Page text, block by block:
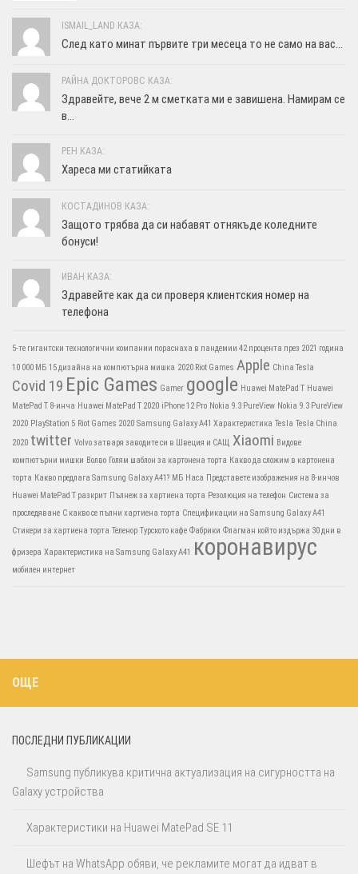
ISMAIL_LAND КАЗА:
След като минат първите три месеца то не само на вас...
РАЙНА ДОКТОРОВС КАЗА:
Здравейте, вече 2 м сметката ми е завишена. Намирам се
в...
РЕН КАЗА:
Хареса ми статийката
КОСТАДИНОВ КАЗА:
Защото трябва да си набавят отнякъде коледните
бонуси!
ИВАН КАЗА:
Здравейте как да си проверя клиентския номер на
телефона
5-те гигантски технологични компании пораснаха в пандемии 42 процента през 2021 година
10 000 МБ 15 дизайна на компютърна мишка 2020 Riot Games Apple China Tesla
Covid 19 Epic Games Gamer google Huawei MatePad T Huawei
MatePad T 8-инча Huawei MatePad T 2020 iPhone 12 Pro Nokia 9.3 PureView Nokia 9.3 PureView
2020 PlayStation 5 Riot Games 2020 Samsung Galaxy A41 Характеристика Tesla Tesla China
2020 twitter Volvo затваря заводите си в Швеция и САЩ Xiaomi Видове
компютърни мишки Волво Голям шаблон за картонена торта Какво да сложим в картонена
торта Какво предлага Samsung Galaxy A41? МБ Наса Представете изображения на 8-инчов
Huawei MatePad T разкрит Пълнеж за хартиена торта Резолюция на телефон Система за
проследяване С какво се пълни хартиена торта Спецификации на Samsung Galaxy A41
Стикери за хартиена торта Теленор Турското кафе Фабрики Флагман който издържа 30 дни в
фризера Характеристика на Samsung Galaxy A41 коронавирус
мобилен интернет
ОЩЕ
ПОСЛЕДНИ ПУБЛИКАЦИИ
Samsung публикува критична актуализация на сигурността на
Galaxy устройства
Характеристики на Huawei MatePad SE 11
Шефът на WhatsApp обяви, че рекламите могат да идват в